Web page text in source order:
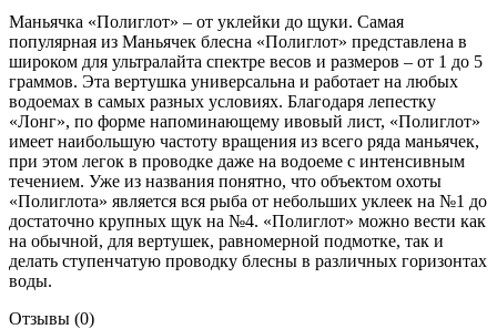
Маньячка «Полиглот» – от уклейки до щуки. Самая
популярная из Маньячек блесна «Полиглот» представлена в
широком для ультралайта спектре весов и размеров – от 1 до 5
граммов. Эта вертушка универсальна и работает на любых
водоемах в самых разных условиях. Благодаря лепестку
«Лонг», по форме напоминающему ивовый лист, «Полиглот»
имеет наибольшую частоту вращения из всего ряда маньячек,
при этом легок в проводке даже на водоеме с интенсивным
течением. Уже из названия понятно, что объектом охоты
«Полиглота» является вся рыба от небольших уклеек на №1 до
достаточно крупных щук на №4. «Полиглот» можно вести как
на обычной, для вертушек, равномерной подмотке, так и
делать ступенчатую проводку блесны в различных горизонтах
воды.
Отзывы (0)